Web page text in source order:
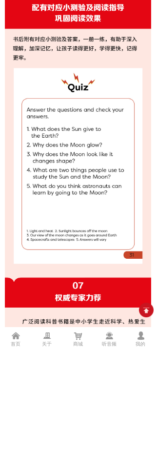
낀
首页
끉
关于
낙
商城
끤
听音频
넙
我的